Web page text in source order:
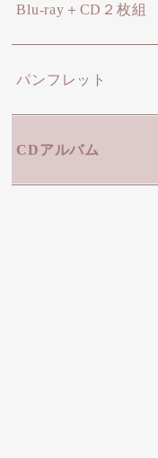
Blu-ray＋CD２枚組
パンフレット
CDアルバム